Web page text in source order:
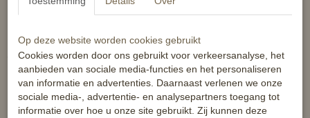
Ook interessant
Op deze website worden cookies gebruikt
Cookies worden door ons gebruikt voor verkeersanalyse, het
aanbieden van sociale media-functies en het personaliseren
van informatie en advertenties. Daarnaast verlenen we onze
sociale media-, advertentie- en analysepartners toegang tot
informatie over hoe u onze site gebruikt. Zij kunnen deze